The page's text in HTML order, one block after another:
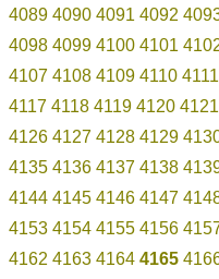
4089 4090 4091 4092
4098 4099 4100 4101
4107 4108 4109 4110 4111
4117 4118 4119 4120 4121
4126 4127 4128 4129
4135 4136 4137 4138
4144 4145 4146 4147
4153 4154 4155 4156
4162 4163 4164 4165